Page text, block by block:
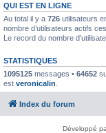
QUI EST EN LIGNE
Au total il y a 726 utilisateurs
nombre d’utilisateurs actifs
Le record du nombre
STATISTIQUES
1095125 messages • 64652
est veronicalin
Index du forum
Développé